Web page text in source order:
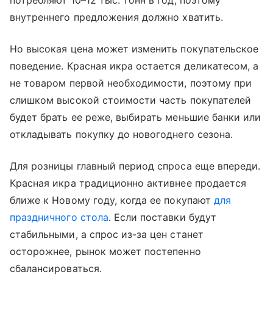
внутреннего предложения должно хватить.
Но высокая цена может изменить покупательское
поведение. Красная икра остается деликатесом, а
не товаром первой необходимости, поэтому при
слишком высокой стоимости часть покупателей
будет брать ее реже, выбирать меньшие банки или
откладывать покупку до новогоднего сезона.
Для розницы главный период спроса еще впереди.
Красная икра традиционно активнее продается
ближе к Новому году, когда ее покупают для
праздничного стола. Если поставки будут
стабильными, а спрос из-за цен станет
осторожнее, рынок может постепенно
сбалансироваться.